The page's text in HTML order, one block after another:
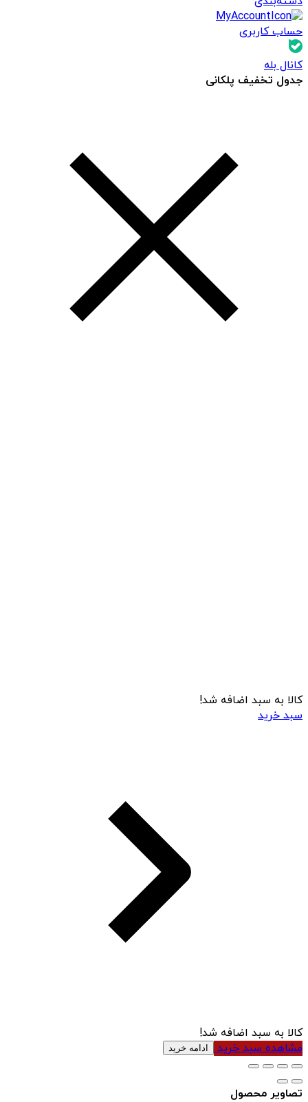
حساب کاربری
کانال بله
جدول تخفیف پلکانی
کالا به سبد اضافه شد!
سبد خرید
کالا به سبد اضافه شد!
مشاهده سبد خرید ادامه خرید
تصاویر محصول